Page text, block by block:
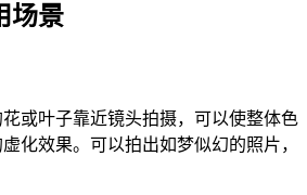
场景
或叶子靠近镜头拍摄，可以使整体色
化效果。可以拍出如梦似幻的照片，